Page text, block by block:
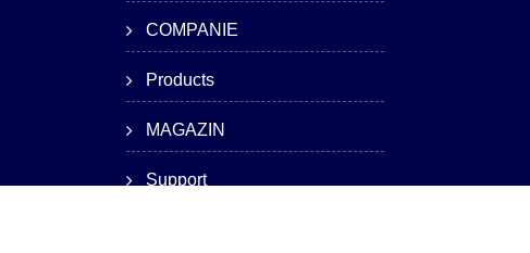
COMPANIE
Products
MAGAZIN
Support